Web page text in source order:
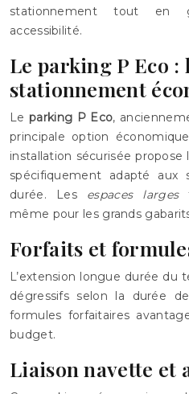
stationnement tout en
accessibilité.
Le parking P Eco
stationnement
Leparking P Eco,
principale option
installation sécurisée propose
spécifiquement adapté aux
durée. Les espaces larges
même pour les grands
Forfaits et
L’extension longue durée du
dégressifs selon la durée
formules forfaitaires
budget.
Liaison navette et